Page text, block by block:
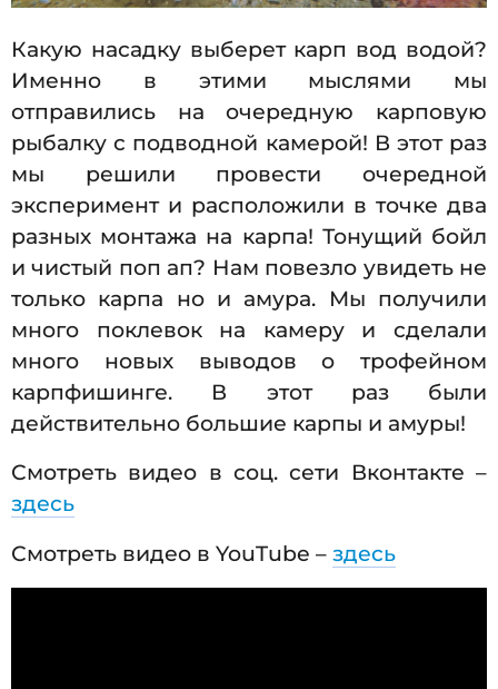
Какую насадку выберет карп вод водой?
Именно в этими мыслями мы
отправились на очередную карповую
рыбалку с подводной камерой! В этот раз
мы решили провести очередной
эксперимент и расположили в точке два
разных монтажа на карпа! Тонущий бойл
и чистый поп ап? Нам повезло увидеть не
только карпа но и амура. Мы получили
много поклевок на камеру и сделали
много новых выводов о трофейном
карпфишинге. В этот раз были
действительно большие карпы и амуры!
Смотреть видео в соц. сети Вконтакте –
здесь
Смотреть видео в YouTube – здесь